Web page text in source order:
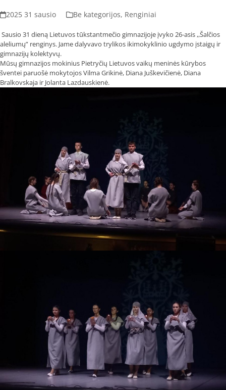
2025 31 sausio Be kategorijos, Renginiai
Sausio 31 dieną Lietuvos tūkstantmečio gimnazijoje įvyko 26-asis ,,Šalčios
aleliumų” renginys. Jame dalyvavo trylikos ikimokyklinio ugdymo įstaigų ir
gimnazijų kolektyvų.
Mūsų gimnazijos mokinius Pietryčių Lietuvos vaikų meninės kūrybos
šventei paruošė mokytojos Vilma Grikinė, Diana Juškevičienė, Diana
Bralkovskaja ir Jolanta Lazdauskienė.